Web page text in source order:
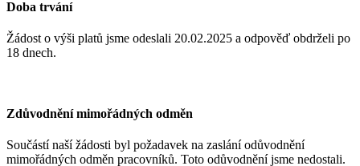
Doba trvání
Žádost o výši platů jsme odeslali 20.02.2025 a odpověď obdrželi po
18 dnech.
Zdůvodnění mimořádných odměn
Součástí naší žádosti byl požadavek na zaslání odůvodnění
mimořádných odměn pracovníků. Toto odůvodnění jsme nedostali.